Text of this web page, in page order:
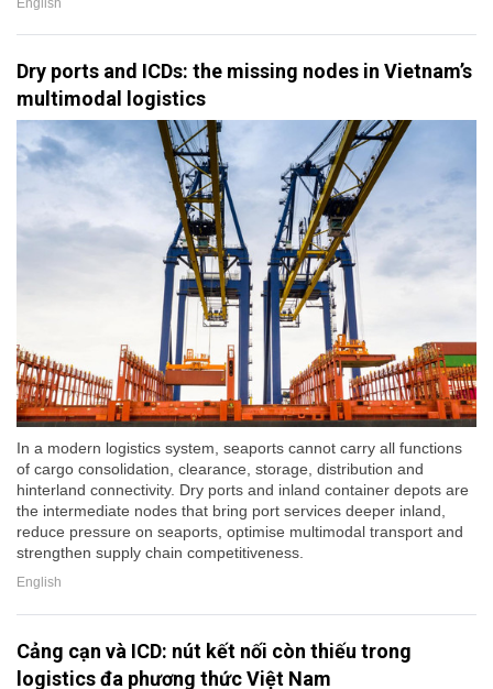
Dry ports and ICDs: the missing nodes in Vietnam’s
multimodal logistics
In a modern logistics system, seaports cannot carry all functions
of cargo consolidation, clearance, storage, distribution and
hinterland connectivity. Dry ports and inland container depots are
the intermediate nodes that bring port services deeper inland,
reduce pressure on seaports, optimise multimodal transport and
strengthen supply chain competitiveness.
English
Cảng cạn và ICD: nút kết nối còn thiếu trong
logistics đa phương thức Việt Nam